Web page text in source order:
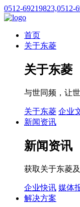
0512-69219823,0512-
首页
关于东菱
关于东菱
与世同频，让
关于东菱 企业
新闻资讯
新闻资讯
获取关于东菱
企业快讯 媒体
解决方案